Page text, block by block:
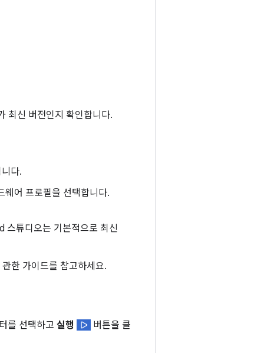
최신 버전인지 확인합니다.
다.
웨어 프로필을 선택합니다.
스튜디오는 기본적으로 최신
한 가이드를 참고하세요.
를 선택하고 실행
버튼을 클